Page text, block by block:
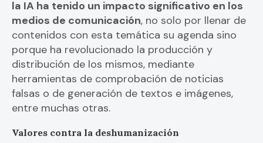
la IA ha tenido un impacto significativo en los
medios de comunicación, no solo por llenar de
contenidos con esta temática su agenda sino
porque ha revolucionado la producción y
distribución de los mismos, mediante
herramientas de comprobación de noticias
falsas o de generación de textos e imágenes,
entre muchas otras.
Valores contra la deshumanización